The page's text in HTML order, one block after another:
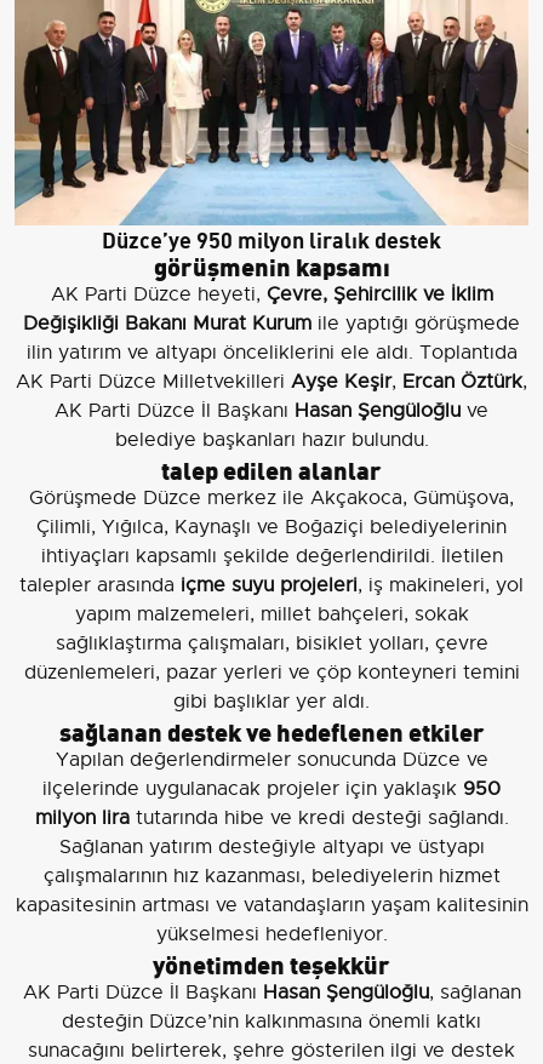
Düzce’ye 950 milyon liralık destek
görüşmenin kapsamı
AK Parti Düzce heyeti, Çevre, Şehircilik ve İklim
Değişikliği Bakanı Murat Kurum ile yaptığı görüşmede
ilin yatırım ve altyapı önceliklerini ele aldı. Toplantıda
AK Parti Düzce Milletvekilleri Ayşe Keşir, Ercan Öztürk,
AK Parti Düzce İl Başkanı Hasan Şengüloğlu ve
belediye başkanları hazır bulundu.
talep edilen alanlar
Görüşmede Düzce merkez ile Akçakoca, Gümüşova,
Çilimli, Yığılca, Kaynaşlı ve Boğaziçi belediyelerinin
ihtiyaçları kapsamlı şekilde değerlendirildi. İletilen
talepler arasında içme suyu projeleri, iş makineleri, yol
yapım malzemeleri, millet bahçeleri, sokak
sağlıklaştırma çalışmaları, bisiklet yolları, çevre
düzenlemeleri, pazar yerleri ve çöp konteyneri temini
gibi başlıklar yer aldı.
sağlanan destek ve hedeflenen etkiler
Yapılan değerlendirmeler sonucunda Düzce ve
ilçelerinde uygulanacak projeler için yaklaşık 950
milyon liratutarında hibe ve kredi desteği sağlandı.
Sağlanan yatırım desteğiyle altyapı ve üstyapı
çalışmalarının hız kazanması, belediyelerin hizmet
kapasitesinin artması ve vatandaşların yaşam kalitesinin
yükselmesi hedefleniyor.
yönetimden teşekkür
AK Parti Düzce İl Başkanı Hasan Şengüloğlu, sağlanan
desteğin Düzce’nin kalkınmasına önemli katkı
sunacağını belirterek, şehre gösterilen ilgi ve destek